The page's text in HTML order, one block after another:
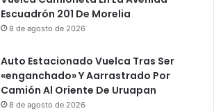
Escuadrón 201 De Morelia
8 de agosto de 2026
Auto Estacionado Vuelca Tras Ser
«enganchado» Y Aarrastrado Por
Camión Al Oriente De Uruapan
8 de agosto de 2026